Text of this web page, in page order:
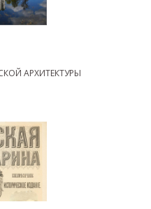
АРХИТЕКТУРЫ